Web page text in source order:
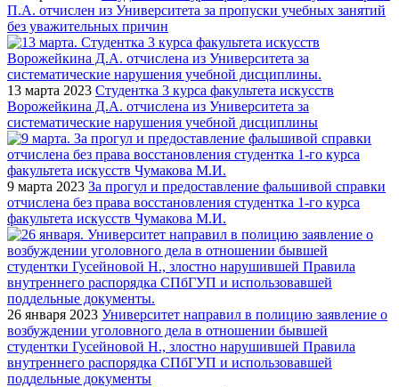
П.А. отчислен из Университета за пропуски учебных занятий
без уважительных причин
13 марта 2023 Студентка 3 курса факультета искусств
Ворожейкина Д.А. отчислена из Университета за
систематические нарушения учебной дисциплины
9 марта 2023 За прогул и предоставление фальшивой справки
отчислена без права восстановления студентка 1-го курса
факультета искусств Чумакова М.И.
26 января 2023 Университет направил в полицию заявление о
возбуждении уголовного дела в отношении бывшей
студентки Гусейновой Н., злостно нарушившей Правила
внутреннего распорядка СПбГУП и использовавшей
поддельные документы